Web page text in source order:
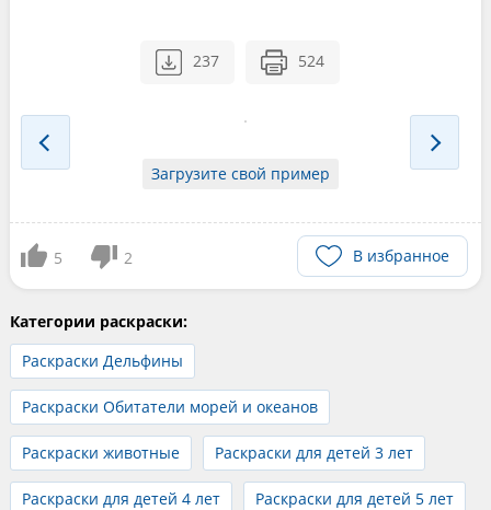
237 524
Загрузите свой пример
5 2 В избранное
Категории раскраски:
Раскраски Дельфины
Раскраски Обитатели морей и океанов
Раскраски животные Раскраски для детей 3 лет
Раскраски для детей 4 лет Раскраски для детей 5 лет